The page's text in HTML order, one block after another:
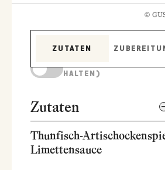
©
ZUTATEN
HALTEN)
Zutaten
Thunfisch-
Limettensauce